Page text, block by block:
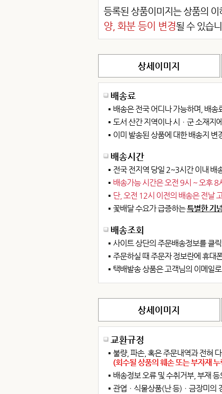
등록된 상품이미지는 상품의
양, 화분 등이 변경될 수 있습
상세이미지
배송료
배송은 전국 어디나 가능하며, 배송
도서 산간 지역이나 시ㆍ군 소재지
이미 발송된 상품에 대한 배송지
배송시간
전국 전지역 당일 2~3시간 이내 배
배송가능 시간은 오전 9시 ~ 오후
단, 오전 12시 이전의 배송은 전날
꽃배달 수요가 급증하는특별한 기
배송조회
사이트 상단의 주문배송정보를 클
주문하실 때 주문자 정보란에 휴대
택배발송 상품은 고객님의 이메일
상세이미지
교환규정
불량, 파손, 혹은 주문내역과 전혀
(회수될 상품의 훼손 또는 부자재
배송정보 오류 및 수취거부, 부재
관엽ㆍ식물상품(난 등)ㆍ금장미의